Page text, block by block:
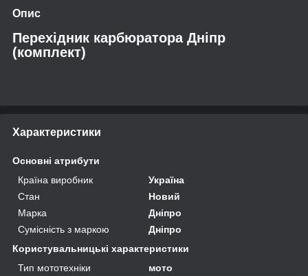
Опис
Перехідник карбюратора Дніпр
(комплект)
Характеристики
Основні атрибути
Країна виробник
Україна
Стан
Новий
Марка
Дніпро
Сумісність з маркою
Дніпро
Користувальницькі характеристики
Тип мототехніки
мото